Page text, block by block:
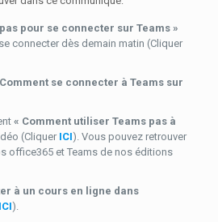
pour se connecter sur Teams »
connecter dès demain matin (Cliquer
se connecter à Teams sur
« Comment utiliser Teams pas à
(Cliquer ICI). Vous pouvez retrouver
office365 et Teams de nos éditions
à un cours en ligne dans
ICI).